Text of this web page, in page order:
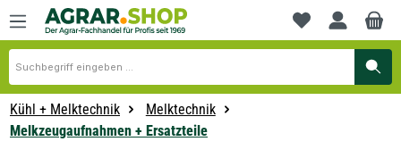
springen
Du hast 0
Kühl + Melktechnik
Melktechnik
Melkzeugaufnahmen + Ersatzteile